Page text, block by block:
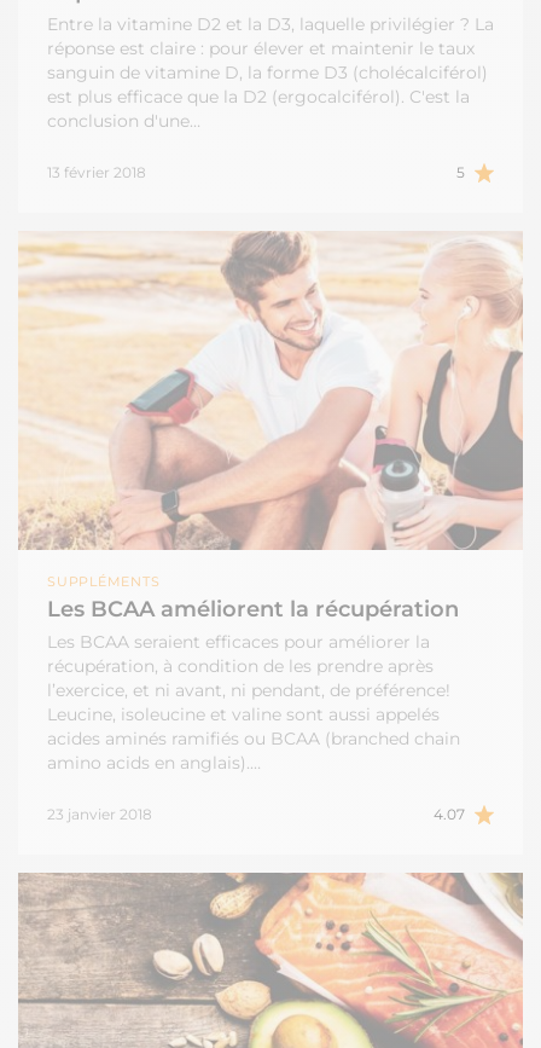
Entre la vitamine D2 et la D3, laquelle privilégier ? La
réponse est claire : pour élever et maintenir le taux
sanguin de vitamine D, la forme D3 (cholécalciférol)
est plus efficace que la D2 (ergocalciférol). C'est la
conclusion d'une…
13 février 2018 5
SUPPLÉMENTS
Les BCAA améliorent la récupération
Les BCAA seraient efficaces pour améliorer la
récupération, à condition de les prendre après
l’exercice, et ni avant, ni pendant, de préférence!
Leucine, isoleucine et valine sont aussi appelés
acides aminés ramifiés ou BCAA (branched chain
amino acids en anglais).…
23 janvier 2018 4.07